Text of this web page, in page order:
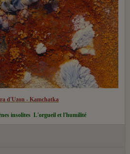
d'Uzon - Kamchatka
insolites L'orgueil et l'humilité